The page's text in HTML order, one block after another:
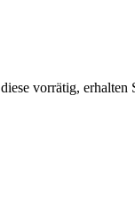
vorrätig,